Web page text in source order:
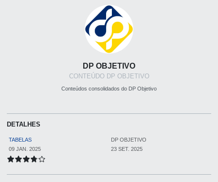
DP OBJETIVO
CONTEÚDO DP OBJETIVO
Conteúdos consolidados do DP Objetivo
DETALHES
TABELAS
DP OBJETIVO
09 JAN. 2025
23 SET. 2025